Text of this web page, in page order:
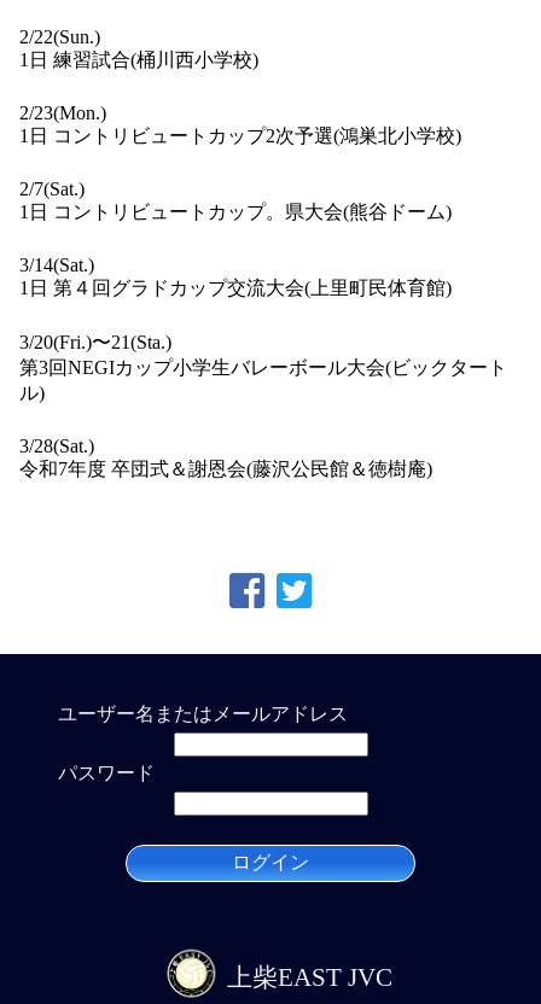
2/22(Sun.)
1日 練習試合(桶川西小学校)
2/23(Mon.)
1日 コントリビュートカップ2次予選(鴻巣北小学校)
2/7(Sat.)
1日 コントリビュートカップ。県大会(熊谷ドーム)
3/14(Sat.)
1日 第４回グラドカップ交流大会(上里町民体育館)
3/20(Fri.)〜21(Sta.)
第3回NEGIカップ小学生バレーボール大会(ビックタート
ル)
3/28(Sat.)
令和7年度 卒団式＆謝恩会(藤沢公民館＆徳樹庵)
ユーザー名またはメールアドレス
パスワード
上柴EAST JVC